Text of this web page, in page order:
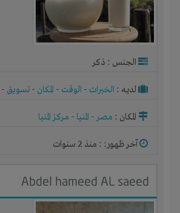
الجنس : ذكر
لديـه : الخبرات - الوقت - المكان - تسويق -
المكان : مصر- المنيا - مركز المنيا
آخر ظهور: : منذ 2 سنوات
Abdel hameed AL saeed